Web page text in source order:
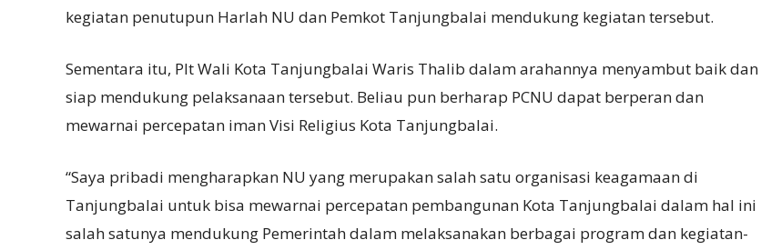
kegiatan penutupun Harlah NU dan Pemkot Tanjungbalai mendukung kegiatan tersebut.
Sementara itu, Plt Wali Kota Tanjungbalai Waris Thalib dalam arahannya menyambut baik dan
siap mendukung pelaksanaan tersebut. Beliau pun berharap PCNU dapat berperan dan
mewarnai percepatan iman Visi Religius Kota Tanjungbalai.
“Saya pribadi mengharapkan NU yang merupakan salah satu organisasi keagamaan di
Tanjungbalai untuk bisa mewarnai percepatan pembangunan Kota Tanjungbalai dalam hal ini
salah satunya mendukung Pemerintah dalam melaksanakan berbagai program dan kegiatan-